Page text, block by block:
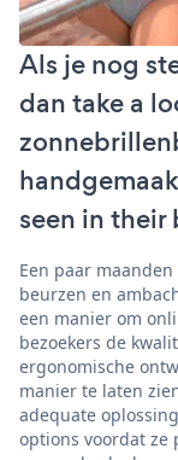
Als je nog
dan take a
seen in their
Een paar
beurzen en
een manier om
bezoekers de
ergonomische
manier te laten
adequate
options voordat ze